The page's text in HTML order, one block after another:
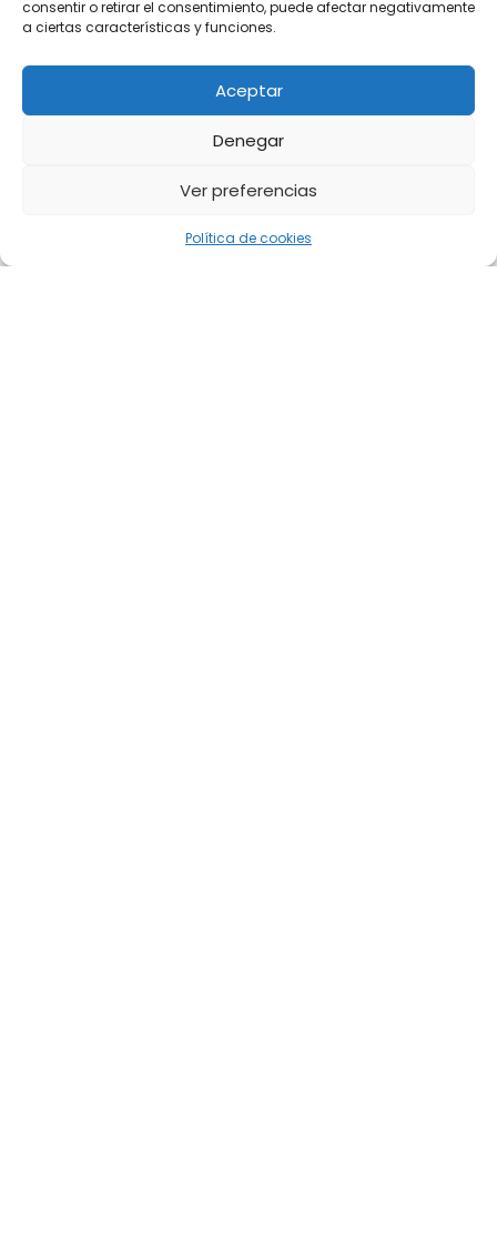
consentir o retirar el consentimiento, puede afectar negativamente
a ciertas características y funciones.
Aceptar
Denegar
Ver preferencias
Política de cookies